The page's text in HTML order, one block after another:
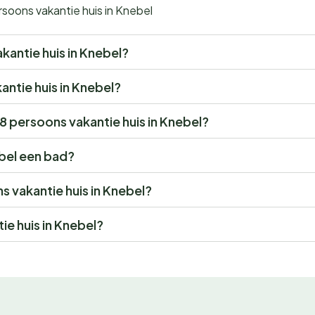
vakantie huis in Knebel
huis in Knebel?
huis in Knebel?
vakantie huis in Knebel?
een bad?
vakantie huis in Knebel?
huis in Knebel?